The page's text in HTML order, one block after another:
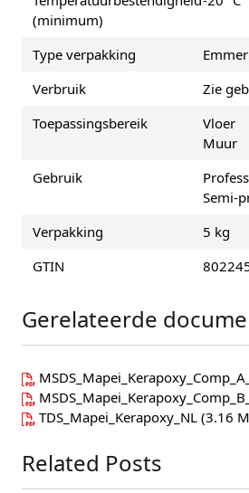
(minimum)
Type verpakking
Emmer
Verbruik
Zie
Toepassingsbereik
Vloer
Muur
Gebruik
Semi-
Verpakking
5 kg
GTIN
Gerelateerde
TDS_Mapei_Kerapoxy_NL (3.16
Related Posts